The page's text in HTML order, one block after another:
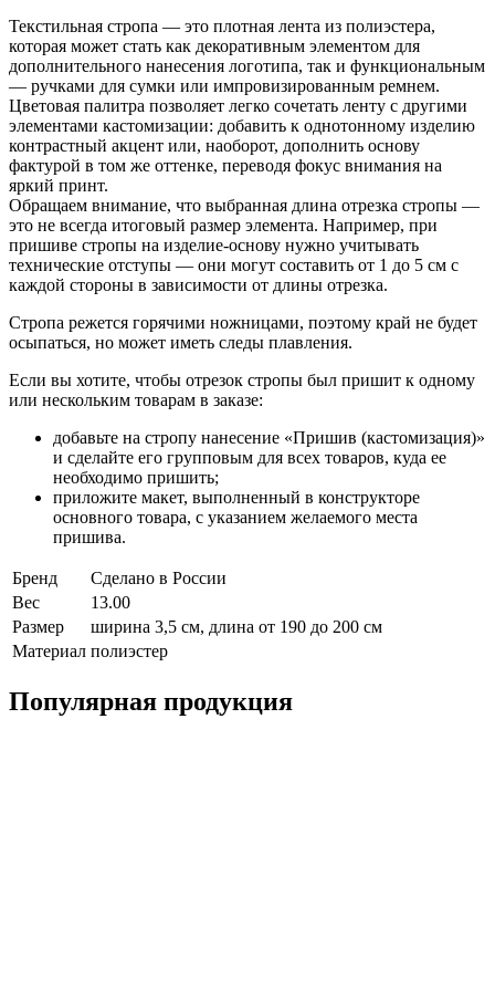
Текстильная стропа — это плотная лента из полиэстера,
которая может стать как декоративным элементом для
дополнительного нанесения логотипа, так и функциональным
— ручками для сумки или импровизированным ремнем.
Цветовая палитра позволяет легко сочетать ленту с другими
элементами кастомизации: добавить к однотонному изделию
контрастный акцент или, наоборот, дополнить основу
фактурой в том же оттенке, переводя фокус внимания на
яркий принт.
Обращаем внимание, что выбранная длина отрезка стропы —
это не всегда итоговый размер элемента. Например, при
пришиве стропы на изделие-основу нужно учитывать
технические отступы — они могут составить от 1 до 5 см с
каждой стороны в зависимости от длины отрезка.
Стропа режется горячими ножницами, поэтому край не будет
осыпаться, но может иметь следы плавления.
Если вы хотите, чтобы отрезок стропы был пришит к одному
или нескольким товарам в заказе:
добавьте на стропу нанесение «Пришив (кастомизация)»
и сделайте его групповым для всех товаров, куда ее
необходимо пришить;
приложите макет, выполненный в конструкторе
основного товара, с указанием желаемого места
пришива.
Бренд
Сделано в России
Вес
13.00
Размер
ширина 3,5 см, длина от 190 до 200 см
Материал полиэстер
Популярная продукция